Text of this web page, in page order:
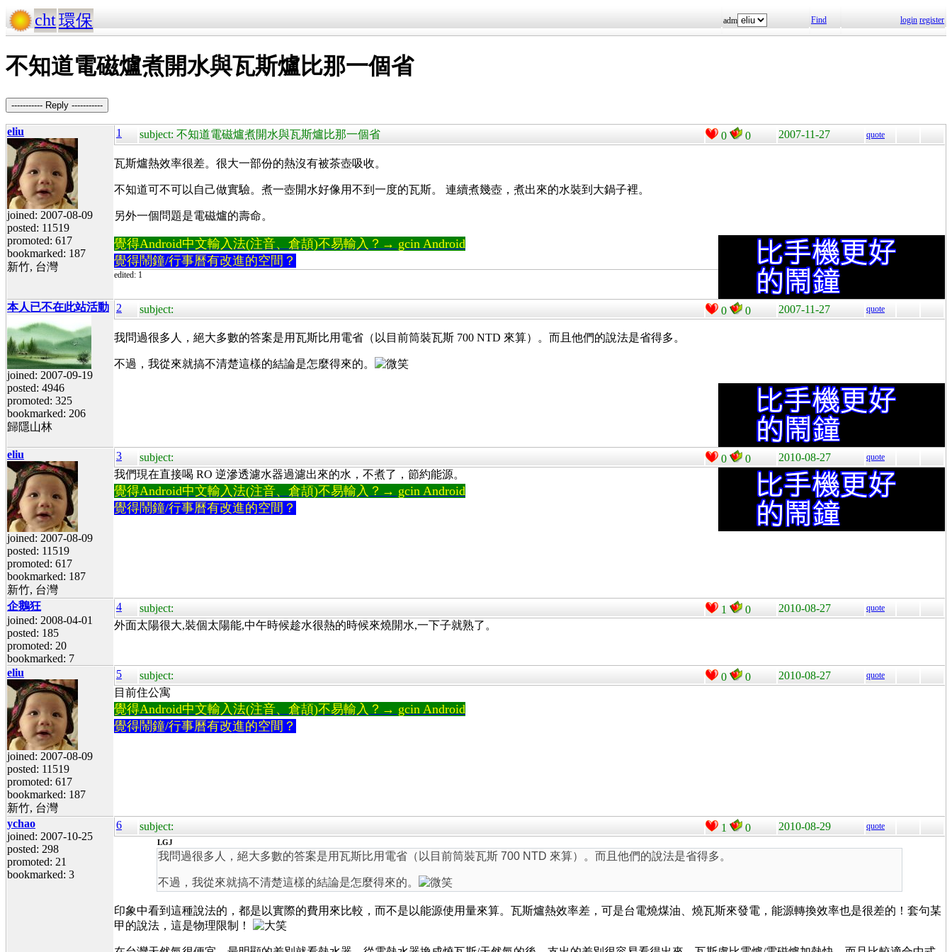
cht環保 adm Find login register
不知道電磁爐煮開水與瓦斯爐比那一個省
----------- Reply -----------
eliu
joined: 2007-08-09
posted: 11519
promoted: 617
bookmarked: 187
新竹, 台灣
1 subject: 不知道電磁爐煮開水與瓦斯爐比那一個省 0 0 2007-11-27 quote
瓦斯爐熱效率很差。很大一部份的熱沒有被茶壺吸收。
不知道可不可以自己做實驗。煮一壺開水好像用不到一度的瓦斯。 連續煮幾壺，煮出來的水裝到大鍋子裡。
另外一個問題是電磁爐的壽命。
覺得Android中文輸入法(注音、倉頡)不易輸入？→ gcin Android
覺得鬧鐘/行事曆有改進的空間？
edited: 1
本人已不在此站活動
joined: 2007-09-19
posted: 4946
promoted: 325
bookmarked: 206
歸隱山林
2 subject: 0 0 2007-11-27 quote
我問過很多人，絕大多數的答案是用瓦斯比用電省（以目前筒裝瓦斯 700 NTD 來算）。而且他們的說法是省得多。
不過，我從來就搞不清楚這樣的結論是怎麼得來的。
eliu
joined: 2007-08-09
posted: 11519
promoted: 617
bookmarked: 187
新竹, 台灣
3 subject: 0 0 2010-08-27 quote
我們現在直接喝 RO 逆滲透濾水器過濾出來的水，不煮了，節約能源。
覺得Android中文輸入法(注音、倉頡)不易輸入？→ gcin Android
覺得鬧鐘/行事曆有改進的空間？
企鵝狂
joined: 2008-04-01
posted: 185
promoted: 20
bookmarked: 7
4 subject: 1 0 2010-08-27 quote
外面太陽很大,裝個太陽能,中午時候趁水很熱的時候來燒開水,一下子就熟了。
eliu
joined: 2007-08-09
posted: 11519
promoted: 617
bookmarked: 187
新竹, 台灣
5 subject: 0 0 2010-08-27 quote
目前住公寓
覺得Android中文輸入法(注音、倉頡)不易輸入？→ gcin Android
覺得鬧鐘/行事曆有改進的空間？
ychao
joined: 2007-10-25
posted: 298
promoted: 21
bookmarked: 3
6 subject: 1 0 2010-08-29 quote
LGJ
我問過很多人，絕大多數的答案是用瓦斯比用電省（以目前筒裝瓦斯 700 NTD 來算）。而且他們的說法是省得多。
不過，我從來就搞不清楚這樣的結論是怎麼得來的。
印象中看到這種說法的，都是以實際的費用來比較，而不是以能源使用量來算。瓦斯爐熱效率差，可是台電燒煤油、燒瓦斯來發電，能源轉換效率也是很差的！套句某
甲的說法，這是物理限制！